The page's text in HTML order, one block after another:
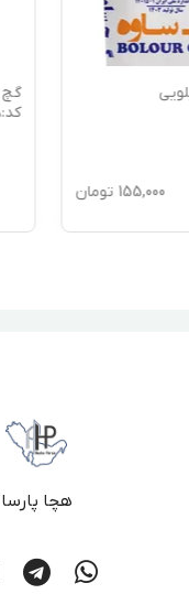
155,000 تومان
کد:CP-108
هچا پارسا